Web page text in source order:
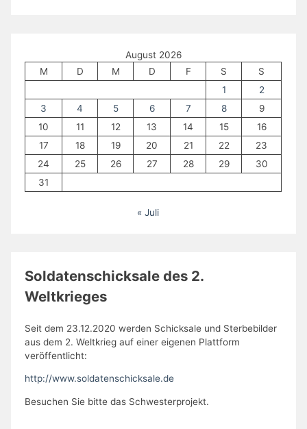
August 2026
M
D M D F S
S
1
2
3
4 5 6 7 8
9
10
11 12 13 14 15
16
17
18 19 20 21 22
23
24
25 26 27 28 29
30
31
« Juli
Soldatenschicksale des 2.
Weltkrieges
Seit dem 23.12.2020 werden Schicksale und Sterbebilder
aus dem 2. Weltkrieg auf einer eigenen Plattform
veröffentlicht:
http://www.soldatenschicksale.de
Besuchen Sie bitte das Schwesterprojekt.